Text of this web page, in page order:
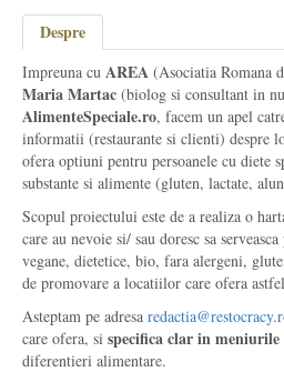
Despre
Impreuna cu AREA (Asociatia Romana
Maria Martac (biolog si consultant in
AlimenteSpeciale.ro, facem un apel
informatii (restaurante si clienti) despre
ofera optiuni pentru persoanele cu diete
substante si alimente (gluten, lactate,
Scopul proiectului este de a realiza o
care au nevoie si/ sau doresc sa
vegane, dietetice, bio, fara alergeni,
de promovare a locatiilor care ofera
Asteptam pe adresa
care ofera, si specifica clar in
diferentieri alimentare.